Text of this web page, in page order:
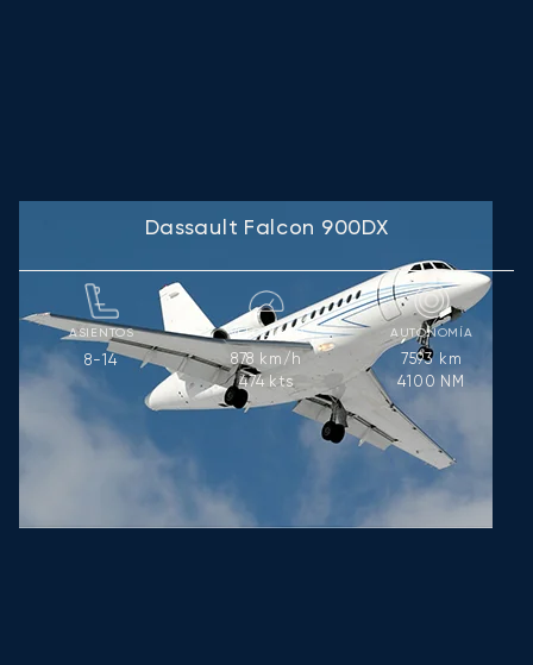
Dassault Falcon 900DX
ASIENTOS
8-14
VELOCIDAD
878 km/h
474kts
AUTONOMÍA
7593 km
4100 NM